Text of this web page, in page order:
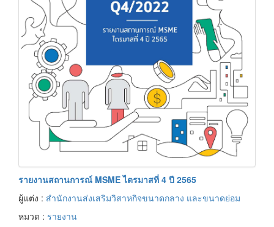
รายงานสถานการณ์ MSME ไตรมาสที่ 4 ปี 2565
ผู้แต่ง : สำนักงานส่งเสริมวิสาหกิจขนาดกลาง และขนาดย่อม
หมวด : รายงาน